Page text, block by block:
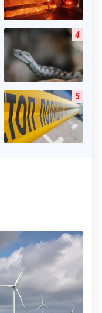
4
5